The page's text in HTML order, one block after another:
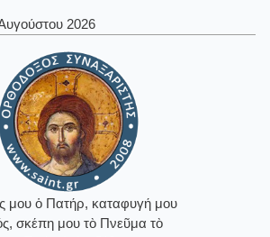
2026
μου ὁ Πατήρ, καταφυγή μου
σκέπη μου τὸ Πνεῦμα τὸ